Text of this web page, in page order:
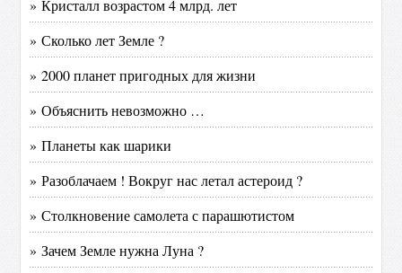
» Кристалл возрастом 4 млрд. лет
» Сколько лет Земле ?
» 2000 планет пригодных для жизни
» Объяснить невозможно …
» Планеты как шарики
» Разоблачаем ! Вокруг нас летал астероид ?
» Столкновение самолета с парашютистом
» Зачем Земле нужна Луна ?